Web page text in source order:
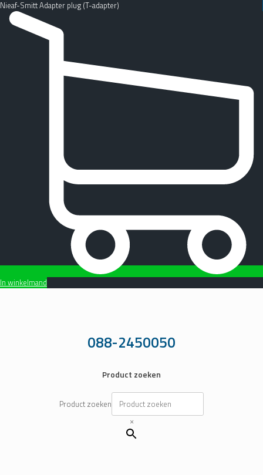
Nieaf-Smitt Adapter plug (T-adapter)
In winkelmand
088-2450050
Product zoeken
Product zoeken
×